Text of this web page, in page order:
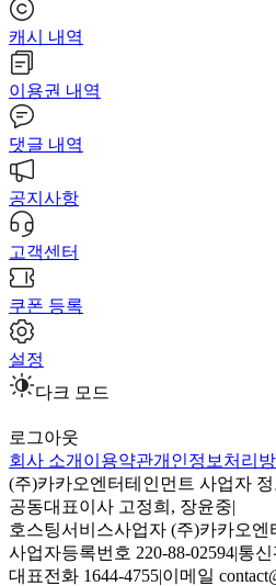
캐시 내역
이용권 내역
댓글 내역
공지사항
고객센터
쿠폰 등록
설정
다크 모드
로그아웃
회사 소개 이용약관개인정보처리
(주)카카오엔터테인먼트 사업자 정
공동대표이사 고정희, 장윤중|
호스팅서비스사업자 (주)카카오엔
사업자등록번호 220-88-02594|통
대표전화 1644-4755|이메일